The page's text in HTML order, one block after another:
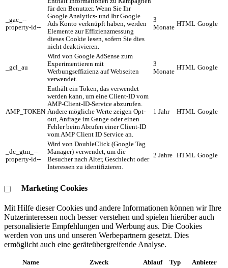
_gac_--
property-id--
für den Benutzer. Wenn Sie Ihr
Google Analytics- und Ihr Google
Ads Konto verknüpft haben, werden
Elemente zur Effizienzmessung
dieses Cookie lesen, sofern Sie dies
nicht deaktivieren.
3
Monate HTML Google
_gcl_au
Wird von Google AdSense zum
Experimentieren mit
Werbungseffizienz auf Webseiten
verwendet.
3
Monate
HTML Google
AMP_TOKEN
Enthält ein Token, das verwendet
werden kann, um eine Client-ID vom
AMP-Client-ID-Service abzurufen.
Andere mögliche Werte zeigen Opt-
out, Anfrage im Gange oder einen
Fehler beim Abrufen einer Client-ID
vom AMP Client ID Service an.
1 Jahr HTML Google
_dc_gtm_--
property-id--
Wird von DoubleClick (Google Tag
Manager) verwendet, um die
Besucher nach Alter, Geschlecht oder
Interessen zu identifizieren.
2 Jahre HTML Google
Marketing Cookies
Mit Hilfe dieser Cookies und andere Informationen können wir Ihre
Nutzerinteressen noch besser verstehen und spielen hierüber auch
personalisierte Empfehlungen und Werbung aus. ​Die Cookies
werden von uns und unseren Werbepartnern gesetzt. Dies
ermöglicht auch eine geräteübergreifende Analyse.
Name Zweck Ablauf Typ Anbieter